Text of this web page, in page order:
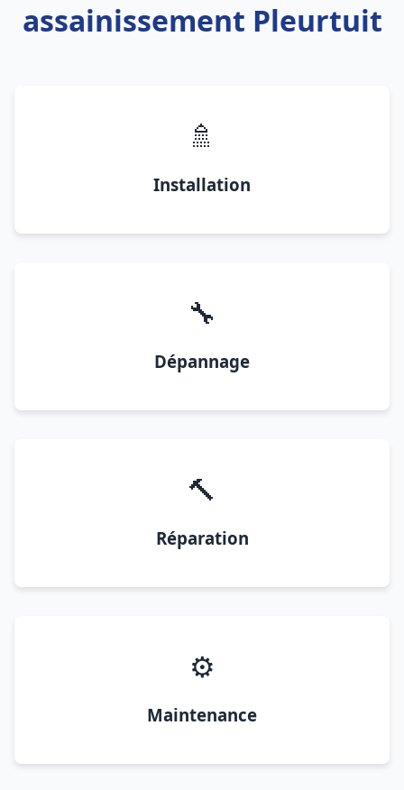
assainissement Pleurtuit
🚿
Installation
🔧
Dépannage
🔨
Réparation
⚙️
Maintenance